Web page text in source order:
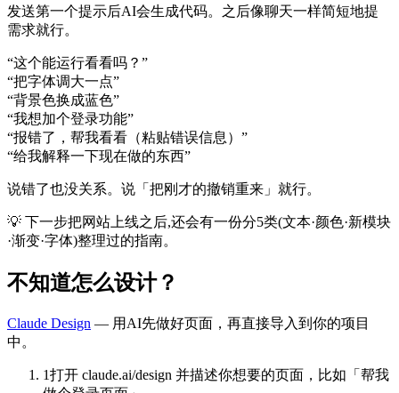
发送第一个提示后AI会生成代码。之后像聊天一样简短地提
需求就行。
“这个能运行看看吗？ ”
“把字体调大一点”
“背景色换成蓝色”
“我想加个登录功能”
“报错了，帮我看看（粘贴错误信息） ”
“给我解释一下现在做的东西”
说错了也没关系。说「把刚才的撤销重来」就行。
💡 下一步把网站上线之后,还会有一份分5类(文本·颜色·新模块
·渐变·字体)整理过的指南。
不知道怎么设计？
Claude Design — 用AI先做好页面，再直接导入到你的项目
中。
1打开 claude.ai/design 并描述你想要的页面，比如「帮我